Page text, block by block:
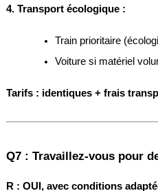
4. Transport écologique :
Train prioritaire
Voiture si matériel
Tarifs : identiques + frais
Q7 : Travaillez-vous pour
R : OUI, avec conditions